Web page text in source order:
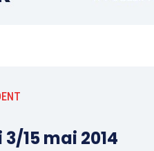
15 mai 2014